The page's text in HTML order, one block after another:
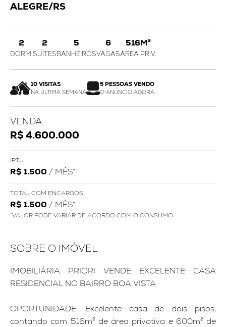
ALEGRE/RS
2
DORM.
2
SUÍTES
5
BANHEIROS
6
VAGAS
516M²
ÁREA PRIV.
10 VISITAS
NA ÚLTIMA SEMANA
5 PESSOAS VENDO
O ANÚNCIO AGORA
VENDA
R$ 4.600.000
IPTU
R$ 1.500 / MÊS*
TOTAL COM ENCARGOS
R$ 1.500 / MÊS*
*VALOR PODE VARIAR DE ACORDO COM O CONSUMO
SOBRE O IMÓVEL
IMOBILIÁRIA PRIORI VENDE EXCELENTE CASA
RESIDENCIAL NO BAIRRO BOA VISTA.
OPORTUNIDADE: Excelente casa de dois pisos,
contando com 516m² de área privativa e 600m² de